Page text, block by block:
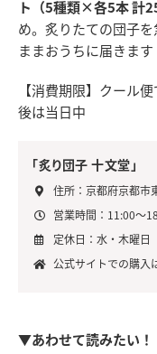
ト（5種類×各5本 計
め。炙りたての団子
ままおうちに届きます
【消費期限】クール
後は当日中
「炙り団子 十文堂」
住所：京都府京都市
営業時間：11:00～
定休日：水・木曜日
公式サイトでの購入
▼あわせて読みたい！